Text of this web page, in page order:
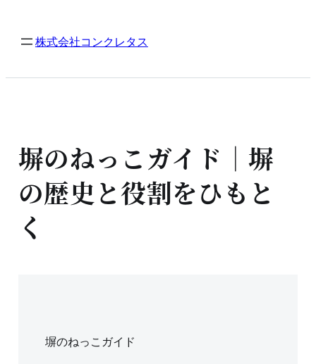
容
プ
株式会社コンクレタス
塀のねっこガイド｜塀
の歴史と役割をひもと
く
塀のねっこガイド